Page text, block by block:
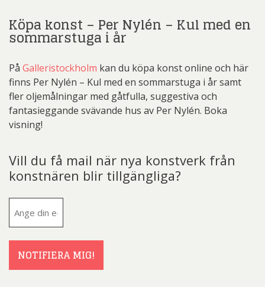
Köpa konst – Per Nylén – Kul med en
sommarstuga i år
På Galleristockholm kan du köpa konst online och här
finns Per Nylén – Kul med en sommarstuga i år samt
fler oljemålningar med gåtfulla, suggestiva och
fantasieggande svävande hus av Per Nylén. Boka
visning!
Vill du få mail när nya konstverk från
konstnären blir tillgängliga?
NOTIFIERA MIG!